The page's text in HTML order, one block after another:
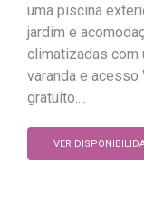
uma piscina
jardim e
climatizadas com
varanda e acesso
gratuito....
VER